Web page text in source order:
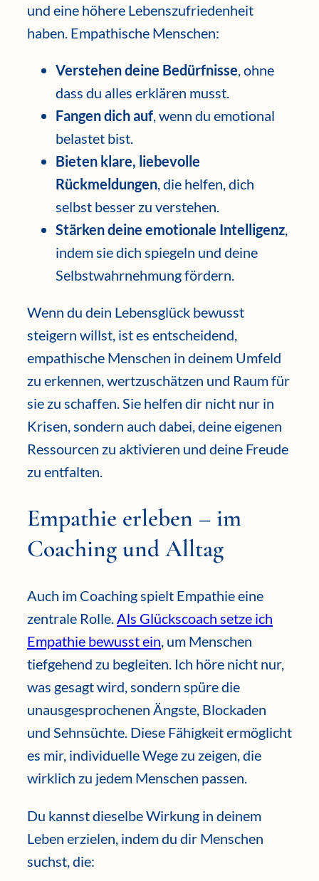
und eine höhere Lebenszufriedenheit
haben. Empathische Menschen:
Verstehen deine Bedürfnisse, ohne
dass du alles erklären musst.
Fangen dich auf, wenn du emotional
belastet bist.
Bieten klare, liebevolle
Rückmeldungen, die helfen, dich
selbst besser zu verstehen.
Stärken deine emotionale Intelligenz,
indem sie dich spiegeln und deine
Selbstwahrnehmung fördern.
Wenn du dein Lebensglück bewusst
steigern willst, ist es entscheidend,
empathische Menschen in deinem Umfeld
zu erkennen, wertzuschätzen und Raum für
sie zu schaffen. Sie helfen dir nicht nur in
Krisen, sondern auch dabei, deine eigenen
Ressourcen zu aktivieren und deine Freude
zu entfalten.
Empathie erleben – im
Coaching und Alltag
Auch im Coaching spielt Empathie eine
zentrale Rolle.Als Glückscoach setze ich
Empathie bewusst ein, um Menschen
tiefgehend zu begleiten. Ich höre nicht nur,
was gesagt wird, sondern spüre die
unausgesprochenen Ängste, Blockaden
und Sehnsüchte. Diese Fähigkeit ermöglicht
es mir, individuelle Wege zu zeigen, die
wirklich zu jedem Menschen passen.
Du kannst dieselbe Wirkung in deinem
Leben erzielen, indem du dir Menschen
suchst, die: